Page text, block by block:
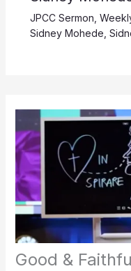
JPCC Sermon
Sidney Mohede
Good &